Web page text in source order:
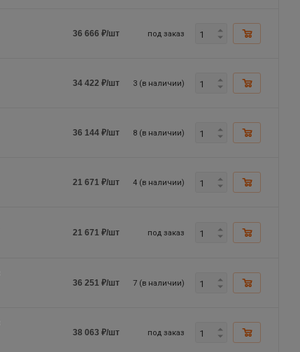
36 666 ₽/шт под заказ
34 422 ₽/шт 3 (в наличии)
36 144 ₽/шт 8 (в наличии)
21 671 ₽/шт 4 (в наличии)
21 671 ₽/шт под заказ
36 251 ₽/шт 7 (в наличии)
38 063 ₽/шт под заказ